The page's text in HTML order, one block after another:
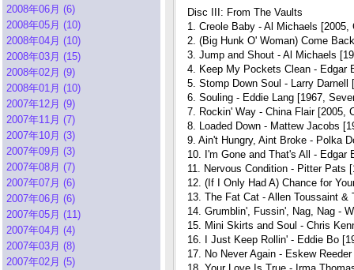
2008年06月 (6)
2008年05月 (10)
2008年04月 (10)
2008年03月 (15)
2008年02月 (9)
2008年01月 (10)
2007年12月 (9)
2007年11月 (7)
2007年10月 (3)
2007年09月 (3)
2007年08月 (7)
2007年07月 (6)
2007年06月 (6)
2007年05月 (11)
2007年04月 (4)
2007年03月 (8)
2007年02月 (5)
Disc III: From The Vaults
1. Creole Baby - Al Michaels
2. (Big Hunk O' Woman) Come
3. Jump and Shout - Al Michaels
4. Keep My Pockets Clean - Edgar
5. Stomp Down Soul - Larry Darnell
6. Souling - Eddie Lang [1967,
7. Rockin' Way - China Flair [2005,
8. Loaded Down - Mattew Jacobs
9. Ain't Hungry, Aint Broke - Polka
10. I'm Gone and That's All - Edgar
11. Nervous Condition - Pitter Pats
12. (If I Only Had A) Chance for
13. The Fat Cat - Allen Toussaint &
14. Grumblin', Fussin', Nag, Nag -
15. Mini Skirts and Soul - Chris
16. I Just Keep Rollin' - Eddie Bo
17. No Never Again - Eskew